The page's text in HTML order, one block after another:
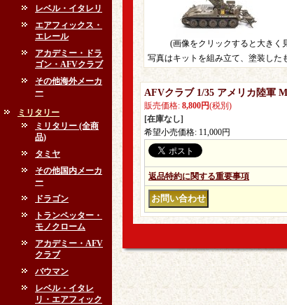
レベル・イタレリ
エアフィックス・
エレール
アカデミー・ドラ
ゴン・AFVクラブ
その他海外メーカ
ー
ミリタリー
ミリタリー (全商
品)
タミヤ
その他国内メーカ
ー
ドラゴン
トランペッター・
モノクローム
アカデミー・AFV
クラブ
バウマン
レベル・イタレ
リ・エアフィック
(画像をクリックすると大きく
写真はキットを組み立て、塗装した
AFVクラブ 1/35 アメリカ陸軍
販売価格: 8,800円(税別)
[在庫なし]
希望小売価格: 11,000円
返品特約に関する重要事項